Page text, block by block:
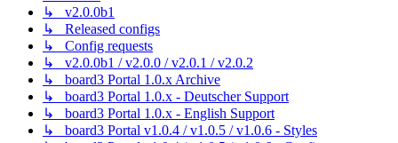
↳ v2.0.0b1
↳ Released configs
↳ Config requests
↳ v2.0.0b1 / v2.0.0 / v2.0.1 / v2.0.2
↳ board3 Portal 1.0.x Archive
↳ board3 Portal 1.0.x - Deutscher Support
↳ board3 Portal 1.0.x - English Support
↳ board3 Portal v1.0.4 / v1.0.5 / v1.0.6 - Styles